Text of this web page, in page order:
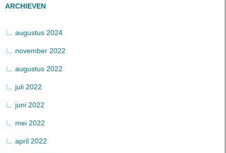
ARCHIEVEN
augustus 2024
november 2022
augustus 2022
juli 2022
juni 2022
mei 2022
april 2022